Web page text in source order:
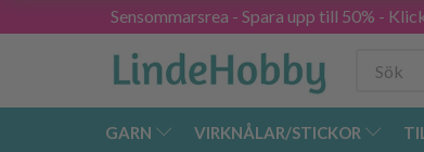
Sensommarsrea - Spara upp till 50% -
GARN VIRKNÅLAR/STICKOR